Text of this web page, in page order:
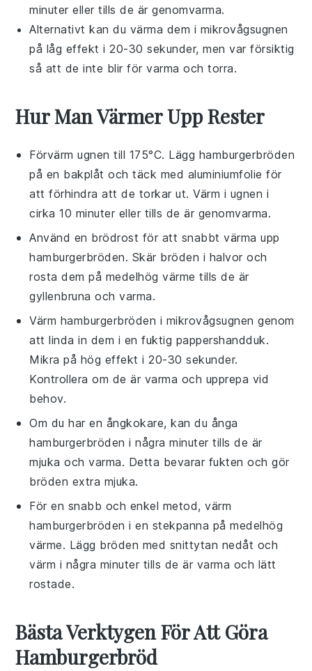
minuter eller tills de är genomvarma.
Alternativt kan du värma dem i mikrovågsugnen
på låg effekt i 20-30 sekunder, men var försiktig
så att de inte blir för varma och torra.
Hur Man Värmer Upp Rester
Förvärm ugnen till 175°C. Lägg hamburgerbröden
på en bakplåt och täck med aluminiumfolie för
att förhindra att de torkar ut. Värm i ugnen i
cirka 10 minuter eller tills de är genomvarma.
Använd en brödrost för att snabbt värma upp
hamburgerbröden. Skär bröden i halvor och
rosta dem på medelhög värme tills de är
gyllenbruna och varma.
Värm hamburgerbröden i mikrovågsugnen genom
att linda in dem i en fuktig pappershandduk.
Mikra på hög effekt i 20-30 sekunder.
Kontrollera om de är varma och upprepa vid
behov.
Om du har en ångkokare, kan du ånga
hamburgerbröden i några minuter tills de är
mjuka och varma. Detta bevarar fukten och gör
bröden extra mjuka.
För en snabb och enkel metod, värm
hamburgerbröden i en stekpanna på medelhög
värme. Lägg bröden med snittytan nedåt och
värm i några minuter tills de är varma och lätt
rostade.
Bästa Verktygen För Att Göra
Hamburgerbröd